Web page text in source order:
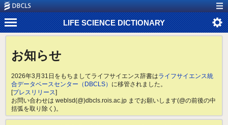
LIFE SCIENCE DICTIONARY
お知らせ
2026年3月31日をもちましてライフサイエンス辞書はライフサイエンス統
合データベースセンター（DBCLS） に移管されました。
[プレスリリース]
お問い合わせは weblsd(@)dbcls.rois.ac.jp までお願いします(@の前後の中
括弧を取り除く)。